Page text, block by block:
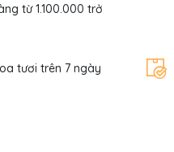
từ 1.100.000 trở
tươi trên 7 ngày